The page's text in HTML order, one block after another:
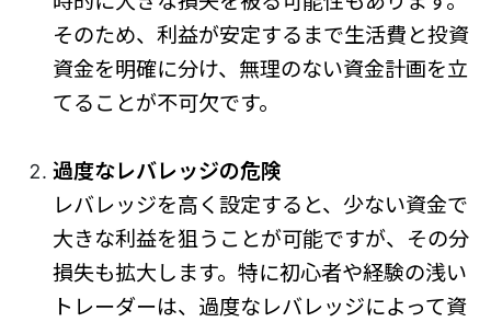
そのため、利益が安定するまで生活費と投資
資金を明確に分け、無理のない資金計画を立
てることが不可欠です。
過度なレバレッジの危険
レバレッジを高く設定すると、少ない資金で
大きな利益を狙うことが可能ですが、その分
損失も拡大します。特に初心者や経験の浅い
トレーダーは、過度なレバレッジによって資